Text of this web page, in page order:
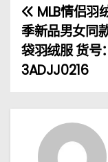
文
章
导
航
MLB情侣羽
季新品男女同
袋羽绒服 货号：
3ADJJ0216